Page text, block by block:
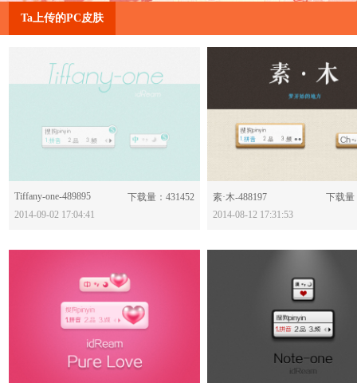
Ta上传的PC皮肤
分享：
Tiffany-one-489895
下载量：431452
2014-09-02 17:04:41
素·木-488197
下载量
2014-08-12 17:31:53